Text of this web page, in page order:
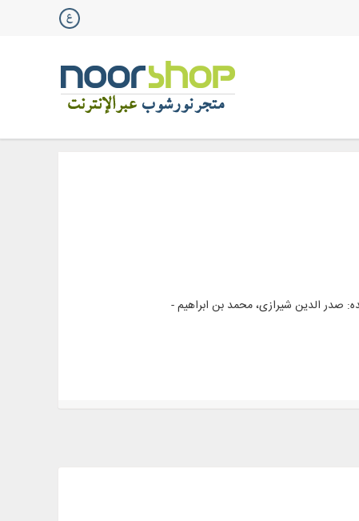
صدر الدین شیرازی، محمد بن ابراهیم -